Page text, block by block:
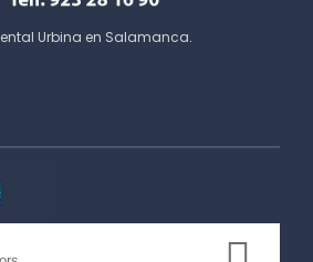
Urbina en Salamanca.